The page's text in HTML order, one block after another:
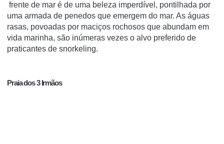
frente de mar é de uma beleza imperdível, pontilhada por
uma armada de penedos que emergem do mar. As águas
rasas, povoadas por maciços rochosos que abundam em
vida marinha, são inúmeras vezes o alvo preferido de
praticantes de snorkeling.
Praia dos 3 Irmãos